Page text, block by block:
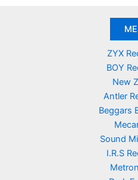
ZYX
BOY
New
Antler
Beggars
Sound
I.R.S